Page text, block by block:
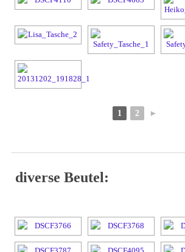
1 2 ►
diverse Beutel: